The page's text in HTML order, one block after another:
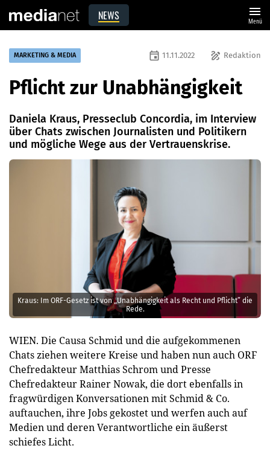
NEWS menu
Menü
Kraus: Im ORF-Gesetz ist von „Unabhängigkeit als Recht und Pflicht” die
Rede.
MARKETING & MEDIA draw Redaktion
event 11.11.2022
Pflicht zur Unabhängigkeit
Daniela Kraus, Presseclub Concordia, im Interview
über Chats zwischen Journalisten und Politikern
und mögliche Wege aus der Vertrauenskrise.
WIEN. Die Causa Schmid und die aufgekommenen
Chats ziehen weitere Kreise und haben nun auch ORF
Chefredakteur Matthias Schrom und Presse
Chefredakteur Rainer Nowak, die dort ebenfalls in
fragwürdigen Konversationen mit Schmid & Co.
auftauchen, ihre Jobs gekostet und werfen auch auf
Medien und deren Verantwortliche ein äußerst
schiefes Licht.